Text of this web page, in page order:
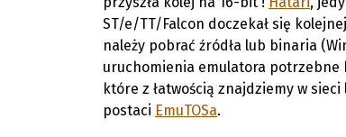
ST/e/TT/Falcon doczekał się
należy pobrać źródła lub binaria
uruchomienia emulatora potrzebne
które z łatwością znajdziemy w
postaci EmuTOSa.